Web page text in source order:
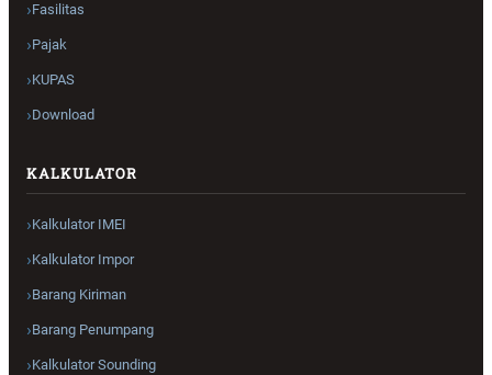
Fasilitas
Pajak
KUPAS
Download
KALKULATOR
Kalkulator IMEI
Kalkulator Impor
Barang Kiriman
Barang Penumpang
Kalkulator Sounding